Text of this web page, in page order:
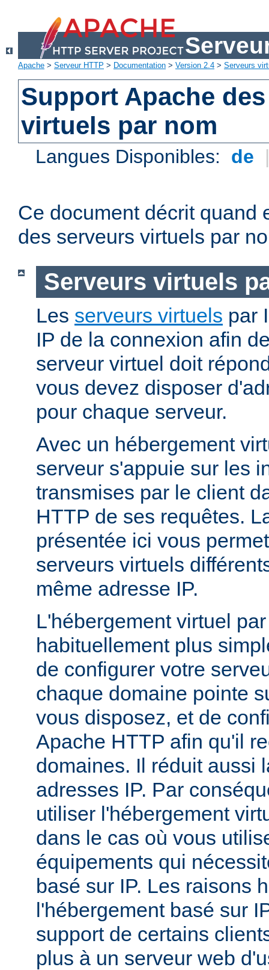
Apache > Serveur HTTP > Documentation > Version 2.4 > Serveurs
Support Apache
virtuels par nom
Langues Disponibles: de
Ce document décrit quand
des serveurs virtuels par
Serveurs virtuels
Les serveurs virtuels par
IP de la connexion afin
serveur virtuel doit
vous devez disposer
pour chaque serveur.
Avec un hébergement
serveur s'appuie sur les
transmises par le client
HTTP de ses requêtes.
présentée ici vous
serveurs virtuels
même adresse IP.
L'hébergement virtuel
habituellement plus
de configurer votre
chaque domaine pointe
vous disposez, et de
Apache HTTP afin qu'il
domaines. Il réduit aussi
adresses IP. Par
utiliser l'hébergement
dans le cas où vous
équipements qui
basé sur IP. Les raisons
l'hébergement basé sur
support de certains
plus à un serveur web